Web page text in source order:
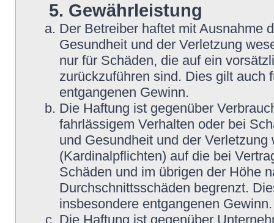
5. Gewährleistung
Der Betreiber haftet mit Ausnahme
Gesundheit und der Verletzung
nur für Schäden, die auf ein
zurückzuführen sind. Dies gilt auch
entgangenen Gewinn.
Die Haftung ist gegenüber
fahrlässigem Verhalten oder bei
und Gesundheit und der
(Kardinalpflichten) auf die bei
Schäden und im übrigen der Höhe
Durchschnittsschäden begrenzt.
insbesondere entgangenen Gewinn.
Die Haftung ist gegenüber